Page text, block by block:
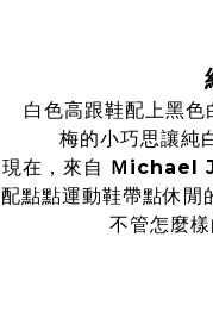
白色高跟鞋配上黑色
梅的小巧思讓純
在，來自 Ｍichael
點點運動鞋帶點休閒
不管怎麼